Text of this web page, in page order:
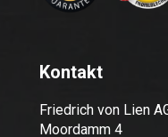
Kontakt
Friedrich von Lien
Moordamm 4